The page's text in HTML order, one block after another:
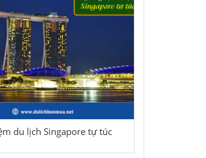
du lịch Singapore tự túc